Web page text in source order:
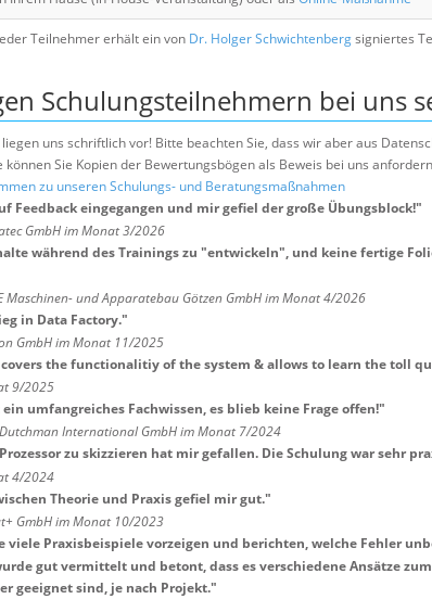
Teilnehmer erhält ein von Dr. Holger Schwichtenbergsigniertes
Schulungsteilnehmern bei uns
uns schriftlich vor! Bitte beachten Sie, dass wir aber aus
Sie Kopien der Bewertungsbögen als Beweis bei uns
zu unseren Schulungs- und Beratungsmaßnahmen
Feedback eingegangen und mir gefiel der große Übungsblock!"
GmbH im Monat 3/2026
während des Trainings zu "entwickeln", und keine fertige
Maschinen- und Apparatebau Götzen GmbH im Monat 4/2026
in Data Factory."
GmbH im Monat 11/2025
the functionalitiy of the system & allows to learn the toll
9/2025
umfangreiches Fachwissen, es blieb keine Frage offen!"
International GmbH im Monat 7/2024
zu skizzieren hat mir gefallen. Die Schulung war sehr
4/2024
Theorie und Praxis gefiel mir gut."
GmbH im Monat 10/2023
viele Praxisbeispiele vorzeigen und berichten, welche Fehler
gut vermittelt und betont, dass es verschiedene Ansätze
geeignet sind, je nach Projekt."